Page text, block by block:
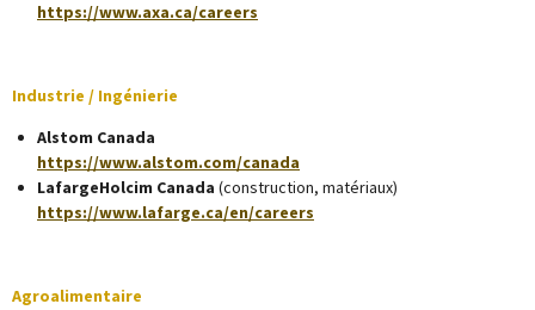
https://www.axa.ca/careers
Industrie / Ingénierie
Alstom Canada
https://www.alstom.com/canada
LafargeHolcim Canada (construction, matériaux)
https://www.lafarge.ca/en/careers
Agroalimentaire